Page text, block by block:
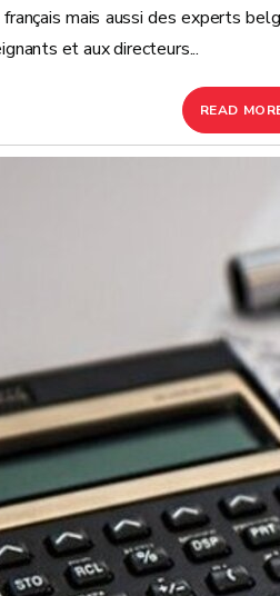
mais aussi des experts
et aux directeurs...
READ